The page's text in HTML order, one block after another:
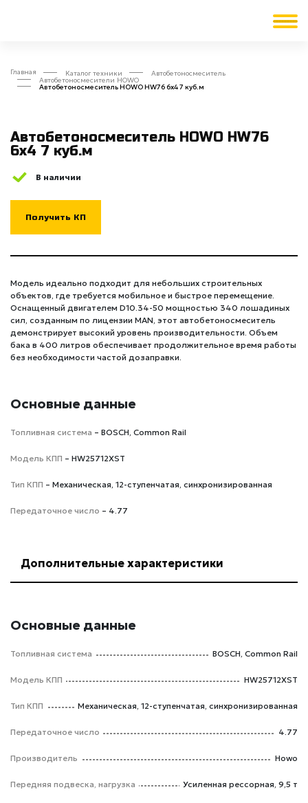
Главная Каталог техники Автобетоносмеситель
Автобетоносмесители HOWO
Автобетоносмеситель HOWO HW76 6x4 7 куб.м
Автобетоносмеситель HOWO HW76
6x4 7 куб.м
В наличии
Получить КП
Модель идеально подходит для небольших строительных
объектов, где требуется мобильное и быстрое перемещение.
Оснащенный двигателем D10.34-50 мощностью 340 лошадиных
сил, созданным по лицензии MAN, этот автобетоносмеситель
демонстрирует высокий уровень производительности. Объем
бака в 400 литров обеспечивает продолжительное время работы
без необходимости частой дозаправки.
Основные данные
Топливная система – BOSCH, Common Rail
Модель КПП – HW25712XST
Тип КПП – Механическая, 12-ступенчатая, синхронизированная
Передаточное число – 4.77
Дополнительные характеристики
Основные данные
Топливная система BOSCH, Common Rail
Модель КПП HW25712XST
Тип КПП Механическая, 12-ступенчатая, синхронизированная
Передаточное число 4.77
Производитель Howo
Передняя подвеска, нагрузка Усиленная рессорная, 9,5 т